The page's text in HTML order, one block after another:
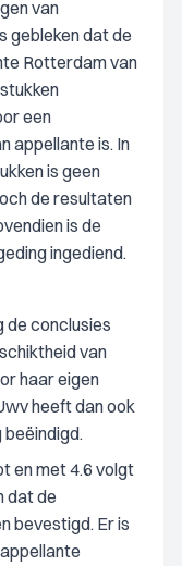
van
gebleken dat de
Rotterdam van
een
appellante is. In
is geen
de resultaten
is de
ingediend.
de conclusies
van
haar eigen
heeft dan ook
en met 4.6 volgt
dat de
bevestigd. Er is